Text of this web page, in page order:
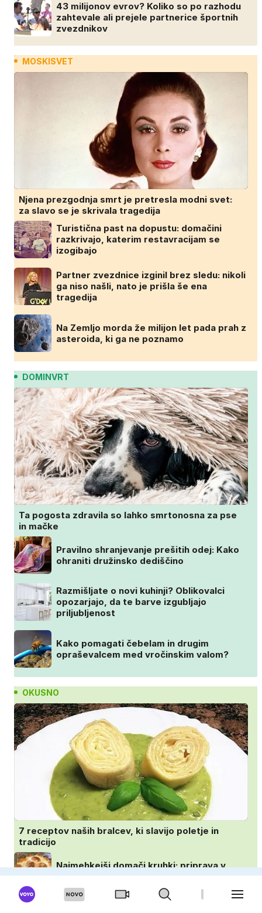
43 milijonov evrov? Koliko so po razhodu
zahtevale ali prejele partnerice športnih
zvezdnikov
MOSKISVET
Njena prezgodnja smrt je pretresla modni svet:
za slavo se je skrivala tragedija
Turistična past na dopustu: domačini
razkrivajo, katerim restavracijam se
izogibajo
Partner zvezdnice izginil brez sledu: nikoli
ga niso našli, nato je prišla še ena
tragedija
Na Zemljo morda že milijon let pada prah z
asteroida, ki ga ne poznamo
DOMINVRT
Ta pogosta zdravila so lahko smrtonosna za pse
in mačke
Pravilno shranjevanje prešitih odej: Kako
ohraniti družinsko dediščino
Razmišljate o novi kuhinji? Oblikovalci
opozarjajo, da te barve izgubljajo
priljubljenost
Kako pomagati čebelam in drugim
opraševalcem med vročinskim valom?
OKUSNO
7 receptov naših bralcev, ki slavijo poletje in
tradicijo
Najmehkejši domači kruhki: priprava v
ponvi je trik za popoln rezultat